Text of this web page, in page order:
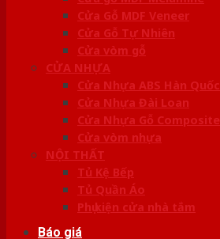
Cửa Gỗ MDF Veneer
Cửa Gỗ Tự Nhiên
Cửa vòm gỗ
CỬA NHỰA
Cửa Nhựa ABS Hàn Quốc
Cửa Nhựa Đài Loan
Cửa Nhựa Gỗ Composite
Cửa vòm nhựa
NỘI THẤT
Tủ Kệ Bếp
Tủ Quần Áo
Phụ kiện cửa nhà tắm
Báo giá